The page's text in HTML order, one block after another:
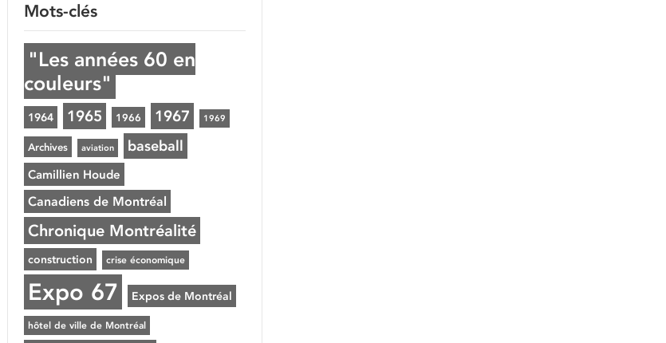
Mots-clés
"Les années 60 en
couleurs"
1964 1965 1966 1967 1969
Archives aviation baseball
Camillien Houde
Canadiens de Montréal
Chronique Montréalité
construction crise économique
Expo 67 Expos de Montréal
hôtel de ville de Montréal